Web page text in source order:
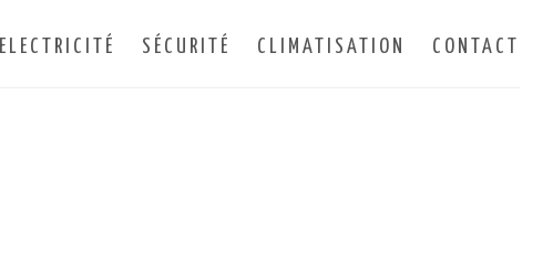
ELECTRICITÉ SÉCURITÉ CLIMATISATION CONTACT